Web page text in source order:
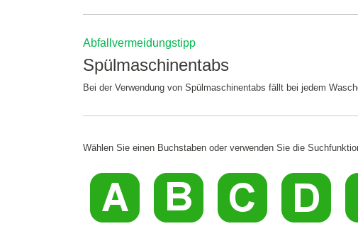
Abfallvermeidungstipp
Spülmaschinentabs
Bei der Verwendung von Spülmaschinentabs fällt bei jedem
Wählen Sie einen Buchstaben oder verwenden Sie die